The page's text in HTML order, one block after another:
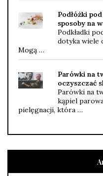
Podłóżki
sposoby na
Podkładki
dotyka wiele
Mogą …
Parówki na
oczyszczać
Parówki na
kąpiel
pielęgnacji, która …